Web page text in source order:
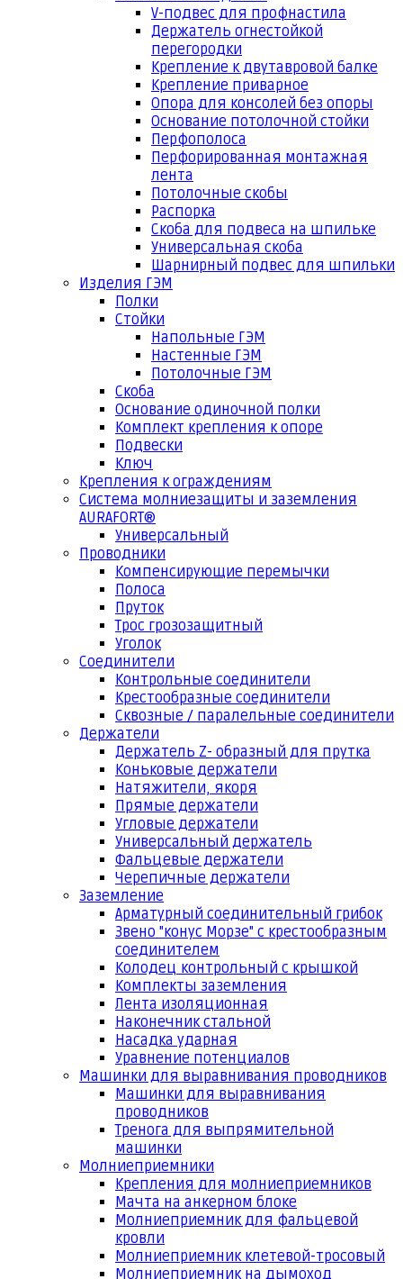
V-подвес для профнастила
Держатель огнестойкой
перегородки
Крепление к двутавровой балке
Крепление приварное
Опора для консолей без опоры
Основание потолочной стойки
Перфополоса
Перфорированная монтажная
лента
Потолочные скобы
Распорка
Скоба для подвеса на шпильке
Универсальная скоба
Шарнирный подвес для шпильки
Изделия ГЭМ
Полки
Стойки
Напольные ГЭМ
Настенные ГЭМ
Потолочные ГЭМ
Скоба
Основание одиночной полки
Комплект крепления к опоре
Подвески
Ключ
Крепления к ограждениям
Система молниезащиты и заземления
AURAFORT®
Универсальный
Проводники
Компенсирующие перемычки
Полоса
Пруток
Трос грозозащитный
Уголок
Соединители
Контрольные соединители
Крестообразные соединители
Сквозные / паралельные соединители
Держатели
Держатель Z- образный для прутка
Коньковые держатели
Натяжители, якоря
Прямые держатели
Угловые держатели
Универсальный держатель
Фальцевые держатели
Черепичные держатели
Заземление
Арматурный соединительный грибок
Звено "конус Морзе" с крестообразным
соединителем
Колодец контрольный с крышкой
Комплекты заземления
Лента изоляционная
Наконечник стальной
Насадка ударная
Уравнение потенциалов
Машинки для выравнивания проводников
Машинки для выравнивания
проводников
Тренога для выпрямительной
машинки
Молниеприемники
Крепления для молниеприемников
Мачта на анкерном блоке
Молниеприемник для фальцевой
кровли
Молниеприемник клетевой-тросовый
Молниеприемник на дымоход